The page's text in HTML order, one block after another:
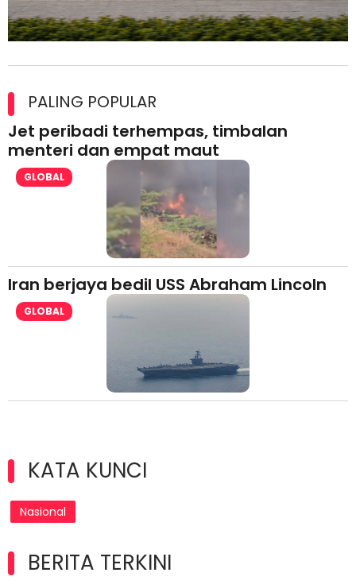
lesen separuh pertama 2026
PALING POPULAR
Jet peribadi terhempas, timbalan
menteri dan empat maut
GLOBAL
Iran berjaya bedil USS Abraham Lincoln
GLOBAL
KATA KUNCI
Nasional
BERITA TERKINI